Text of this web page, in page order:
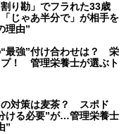
り勘」でフラれた33歳
じゃあ半分で」が相手を
理由”
“最強”付け合わせは？ 栄
！ 管理栄養士が選ぶト
の対策は麦茶？ スポド
ける必要”が…管理栄養士
”